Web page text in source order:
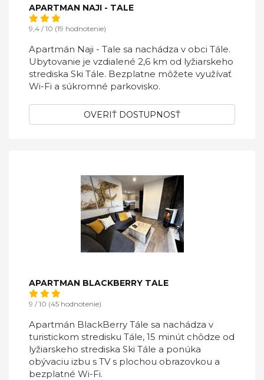
APARTMAN NAJI - TALE
9,4 / 10 (19 hodnotenie)
Apartmán Naji - Tale sa nachádza v obci Tále.
Ubytovanie je vzdialené 2,6 km od lyžiarskeho
strediska Ski Tále. Bezplatne môžete využívať
Wi-Fi a súkromné parkovisko.
OVERIŤ DOSTUPNOSŤ
APARTMAN BLACKBERRY TALE
9 / 10 (45 hodnotenie)
Apartmán BlackBerry Tále sa nachádza v
turistickom stredisku Tále, 15 minút chôdze od
lyžiarskeho strediska Ski Tále a ponúka
obývaciu izbu s TV s plochou obrazovkou a
bezplatné Wi-Fi.